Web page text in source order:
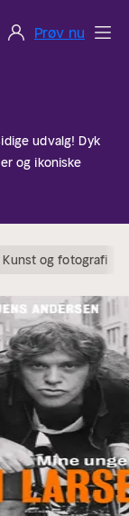
Prøv nu
udvalg! Dyk
og ikoniske
Kunst og fotografi